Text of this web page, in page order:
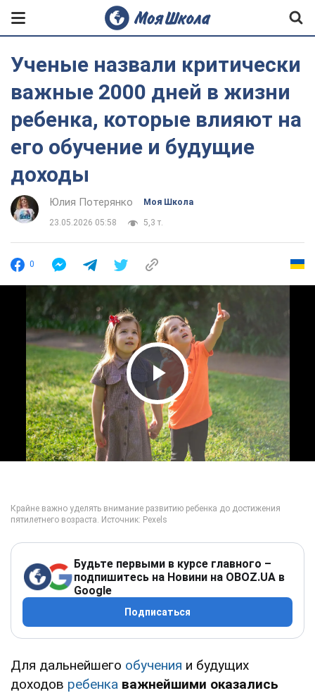
Ученые назвали критически
важные 2000 дней в жизни
ребенка, которые влияют на
его обучение и будущие
доходы
Юлия Потерянко Моя Школа
23.05.2026 05:58 5,3 т.
0
Play Video
Будьте первыми в курсе главного –
подпишитесь на Новини на OBOZ.UA в
Google
Подписаться
Для дальнейшего обучения и будущих
доходов ребенка важнейшими оказались